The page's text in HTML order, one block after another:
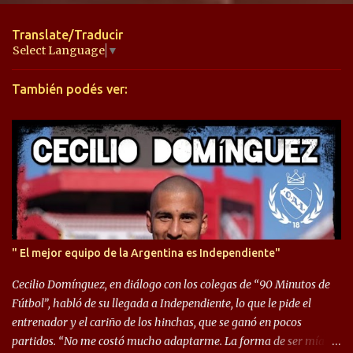
n
a
r
i
s
Translate/Traducir
Select Language ▼
También podés ver:
" El mejor equipo de la Argentina es Independiente"
Cecilio Domínguez, en diálogo con los colegas de “90 Minutos de
Fútbol”, habló de su llegada a Independiente, lo que le pide el
entrenador y el cariño de los hinchas, que se ganó en pocos
partidos. “No me costó mucho adaptarme. La forma de ser mía